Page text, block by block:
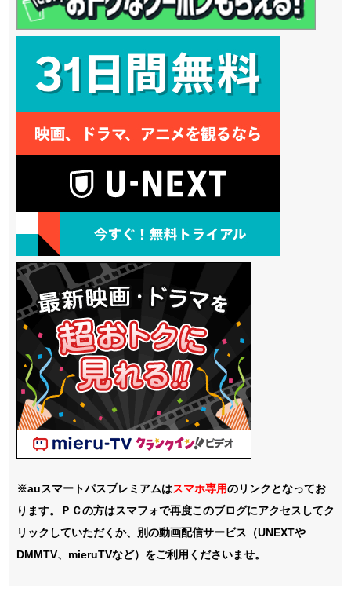
※auスマートパスプレミアムはスマホ専用のリンクとなってお
ります。ＰＣの方はスマフォで再度このブログにアクセスしてク
リックしていただくか、別の動画配信サービス（UNEXTや
DMMTV、mieruTVなど）をご利用くださいませ。